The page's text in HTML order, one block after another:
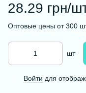
28.29 грн/
Оптовые цены от 300
шт
Войти для